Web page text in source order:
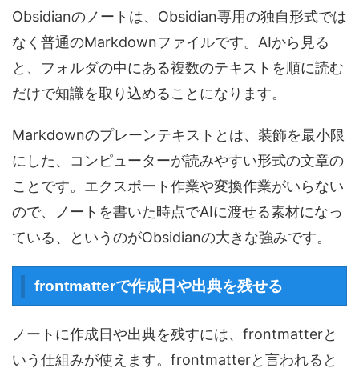
Obsidianのノートは、Obsidian専用の独自形式では
なく普通のMarkdownファイルです。AIから見る
と、フォルダの中にある複数のテキストを順に読む
だけで知識を取り込めることになります。
Markdownのプレーンテキストとは、装飾を最小限
にした、コンピューターが読みやすい形式の文章の
ことです。エクスポート作業や変換作業がいらない
ので、ノートを書いた時点でAIに渡せる素材になっ
ている、というのがObsidianの大きな強みです。
frontmatterで作成日や出典を残せる
ノートに作成日や出典を残すには、frontmatterと
いう仕組みが使えます。frontmatterと言われると